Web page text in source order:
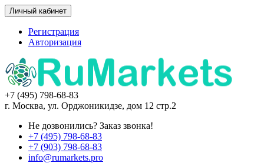
Личный кабинет
Регистрация
Авторизация
+7 (495) 798-68-83
г. Москва, ул. Орджоникидзе, дом 12 стр.2
Не дозвонились? Заказ звонка!
+7 (495) 798-68-83
+7 (903) 798-68-83
info@rumarkets.pro